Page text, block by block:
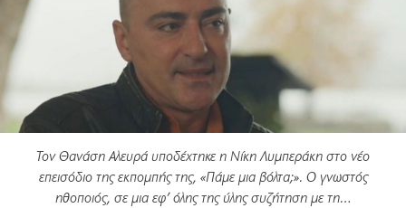
Τον Θανάση Αλευρά υποδέχτηκε η Νίκη Λυμπεράκη στο νέο
επεισόδιο της εκπομπής της, «Πάμε μια βόλτα;». Ο γνωστός
ηθοποιός, σε μια εφ’ όλης της ύλης συζήτηση με τη…